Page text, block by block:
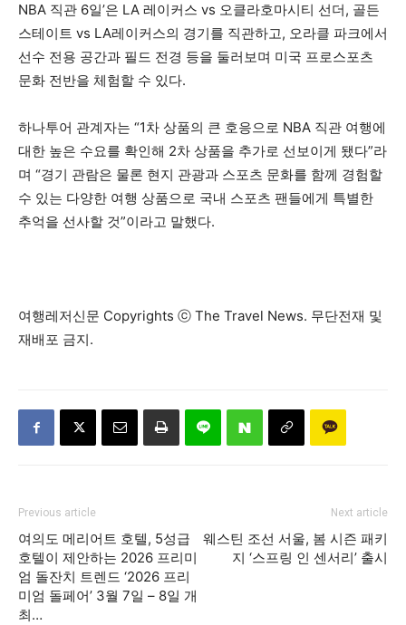
NBA 직관 6일’은 LA 레이커스 vs 오클라호마시티 선더, 골든
스테이트 vs LA레이커스의 경기를 직관하고, 오라클 파크에서
선수 전용 공간과 필드 전경 등을 둘러보며 미국 프로스포츠
문화 전반을 체험할 수 있다.
하나투어 관계자는 “1차 상품의 큰 호응으로 NBA 직관 여행에
대한 높은 수요를 확인해 2차 상품을 추가로 선보이게 됐다”라
며 “경기 관람은 물론 현지 관광과 스포츠 문화를 함께 경험할
수 있는 다양한 여행 상품으로 국내 스포츠 팬들에게 특별한
추억을 선사할 것”이라고 말했다.
여행레저신문 Copyrights ⓒ The Travel News. 무단전재 및
재배포 금지.
Previous article
여의도 메리어트 호텔, 5성급
호텔이 제안하는 2026 프리미
엄 돌잔치 트렌드 ‘2026 프리
미엄 돌페어’ 3월 7일 – 8일 개
최…
Next article
웨스틴 조선 서울, 봄 시즌 패키
지 ‘스프링 인 센서리’ 출시